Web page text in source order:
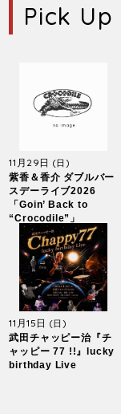
Pick
11月29日 (日)
紫香＆香介 ダブルバー
スデーライブ2026
「Goin’ Back to
“Crocodile”」
11月15日 (日)
武田チャッピー治『チ
ャッピー 77 !!』lucky
birthday Live